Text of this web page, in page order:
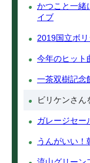
かつこと一
イブ
2019国立ボ
今年のヒット
一茶双樹記
ビリケンさん
ガレージセー
うんがいい！